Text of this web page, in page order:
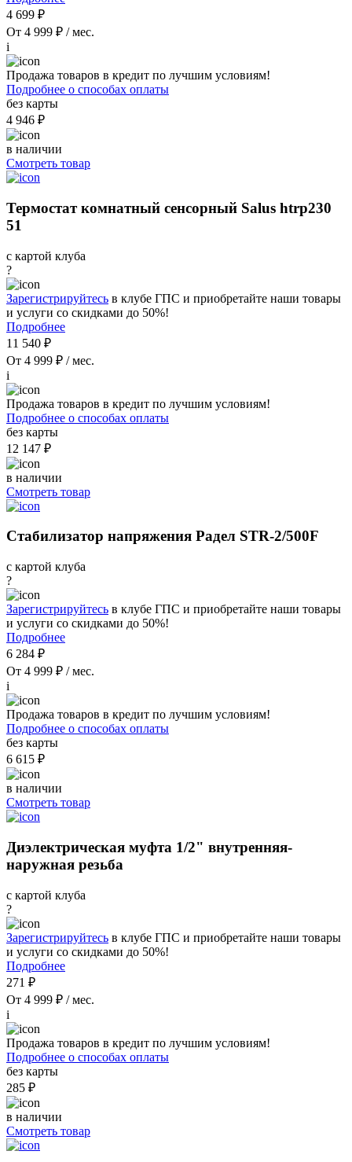
4 699 ₽
От 4 999 ₽ / мес.
i
Продажа товаров в кредит по лучшим условиям!
Подробнее о способах оплаты
без карты
4 946 ₽
в наличии
Смотреть товар
Термостат комнатный сенсорный Salus htrp230
51
с картой клуба
?
Зарегистрируйтесь в клубе ГПС и приобретайте наши товары
и услуги со скидками до 50%!
Подробнее
11 540 ₽
От 4 999 ₽ / мес.
i
Продажа товаров в кредит по лучшим условиям!
Подробнее о способах оплаты
без карты
12 147 ₽
в наличии
Смотреть товар
Стабилизатор напряжения Радел STR-2/500F
с картой клуба
?
Зарегистрируйтесь в клубе ГПС и приобретайте наши товары
и услуги со скидками до 50%!
Подробнее
6 284 ₽
От 4 999 ₽ / мес.
i
Продажа товаров в кредит по лучшим условиям!
Подробнее о способах оплаты
без карты
6 615 ₽
в наличии
Смотреть товар
Диэлектрическая муфта 1/2" внутренняя-
наружная резьба
с картой клуба
?
Зарегистрируйтесь в клубе ГПС и приобретайте наши товары
и услуги со скидками до 50%!
Подробнее
271 ₽
От 4 999 ₽ / мес.
i
Продажа товаров в кредит по лучшим условиям!
Подробнее о способах оплаты
без карты
285 ₽
в наличии
Смотреть товар